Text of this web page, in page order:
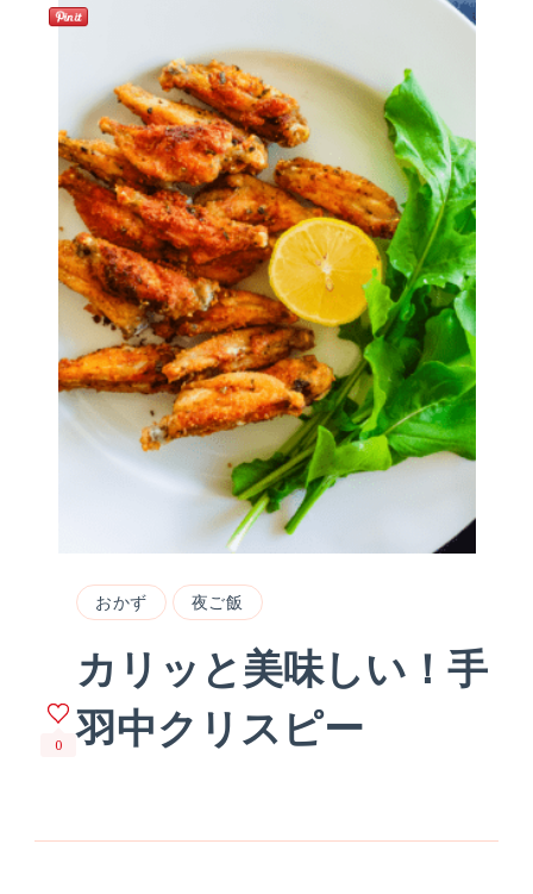
おかず 夜ご飯
カリッと美味しい！手
羽中クリスピー
0